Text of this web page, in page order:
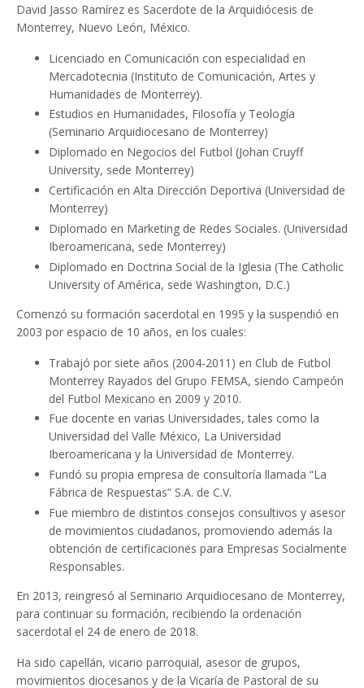
David Jasso Ramírez es Sacerdote de la Arquidiócesis de
Monterrey, Nuevo León, México.
Licenciado en Comunicación con especialidad en
Mercadotecnia (Instituto de Comunicación, Artes y
Humanidades de Monterrey).
Estudios en Humanidades, Filosofía y Teología
(Seminario Arquidiocesano de Monterrey)
Diplomado en Negocios del Futbol (Johan Cruyff
University, sede Monterrey)
Certificación en Alta Dirección Deportiva (Universidad de
Monterrey)
Diplomado en Marketing de Redes Sociales. (Universidad
Iberoamericana, sede Monterrey)
Diplomado en Doctrina Social de la Iglesia (The Catholic
University of América, sede Washington, D.C.)
Comenzó su formación sacerdotal en 1995 y la suspendió en
2003 por espacio de 10 años, en los cuales:
Trabajó por siete años (2004-2011) en Club de Futbol
Monterrey Rayados del Grupo FEMSA, siendo Campeón
del Futbol Mexicano en 2009 y 2010.
Fue docente en varias Universidades, tales como la
Universidad del Valle México, La Universidad
Iberoamericana y la Universidad de Monterrey.
Fundó su propia empresa de consultoría llamada “La
Fábrica de Respuestas” S.A. de C.V.
Fue miembro de distintos consejos consultivos y asesor
de movimientos ciudadanos, promoviendo además la
obtención de certificaciones para Empresas Socialmente
Responsables.
En 2013, reingresó al Seminario Arquidiocesano de Monterrey,
para continuar su formación, recibiendo la ordenación
sacerdotal el 24 de enero de 2018.
Ha sido capellán, vicario parroquial, asesor de grupos,
movimientos diocesanos y de la Vicaría de Pastoral de su